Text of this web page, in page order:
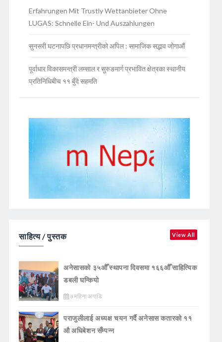
Erfahrungen Mit Trustly Wettanbieter Ohne
LUGAS: Schnelle Ein- Und Auszahlungen
सुनसरी घटनापछि प्रधानमन्त्रीको अपिल : सामाजिक सद्भाव जोगाऔं
पूर्वाधार विकासमन्त्री लम्साल र सुरुङमार्ग प्रभावित क्षेत्रका स्थानीय
प्रतिनिधिबीच ११ बुँदे सहमति
साहित्य / पुस्तक View All
अनेसासको ३५औँ स्थापना दिवसमा १६६औँ साहित्यिक
डबली घन्कियाे
७ महिना अगाडि
पराजुलीलाई अध्यक्ष चयन गर्दै अनेसास कतारको ११
औ अधिबेशन सँम्पन्न